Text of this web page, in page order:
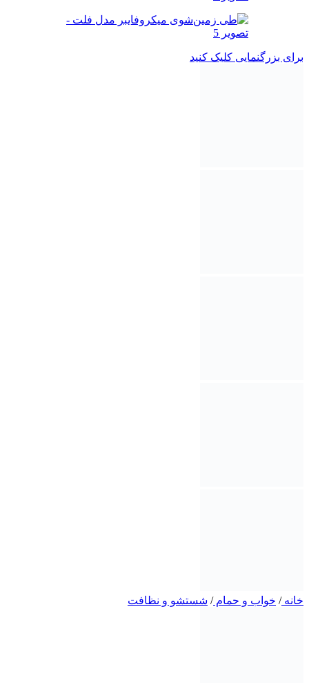
برای بزرگنمایی کلیک کنید
خانه/ خواب و حمام/ شستشو و نظافت